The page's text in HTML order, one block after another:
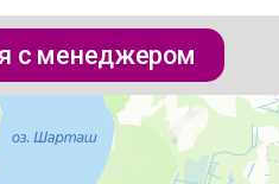
с менеджером